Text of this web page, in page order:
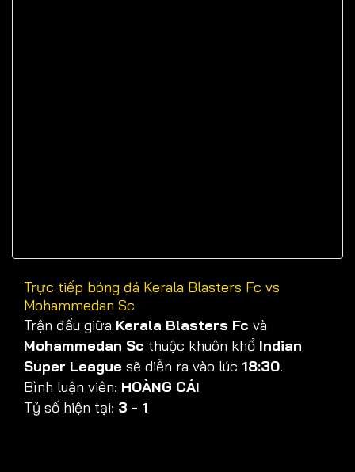
Trực tiếp bóng đá Kerala Blasters Fc vs
Mohammedan Sc
Trận đấu giữa Kerala Blasters Fc và
Mohammedan Sc thuộc khuôn khổ Indian
Super League sẽ diễn ra vào lúc 18:30.
Bình luận viên: HOÀNG CÁI
Tỷ số hiện tại: 3 - 1